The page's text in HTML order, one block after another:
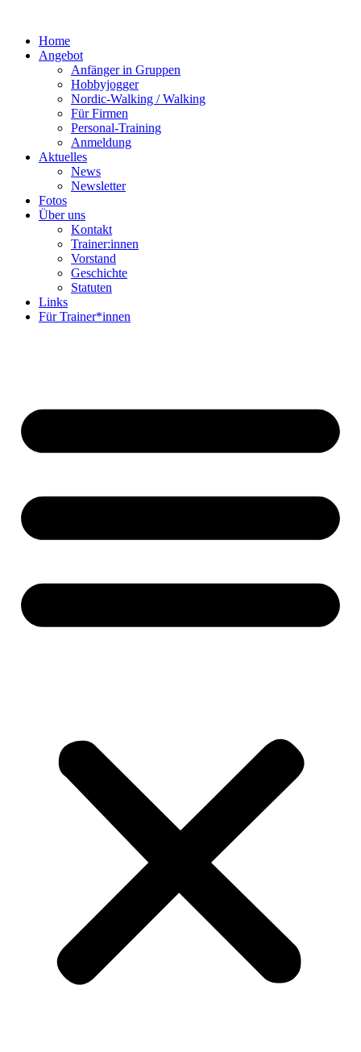
Home
Angebot
Anfänger in Gruppen
Hobbyjogger
Nordic-Walking / Walking
Für Firmen
Personal-Training
Anmeldung
Aktuelles
News
Newsletter
Fotos
Über uns
Kontakt
Trainer:innen
Vorstand
Geschichte
Statuten
Links
Für Trainer*innen